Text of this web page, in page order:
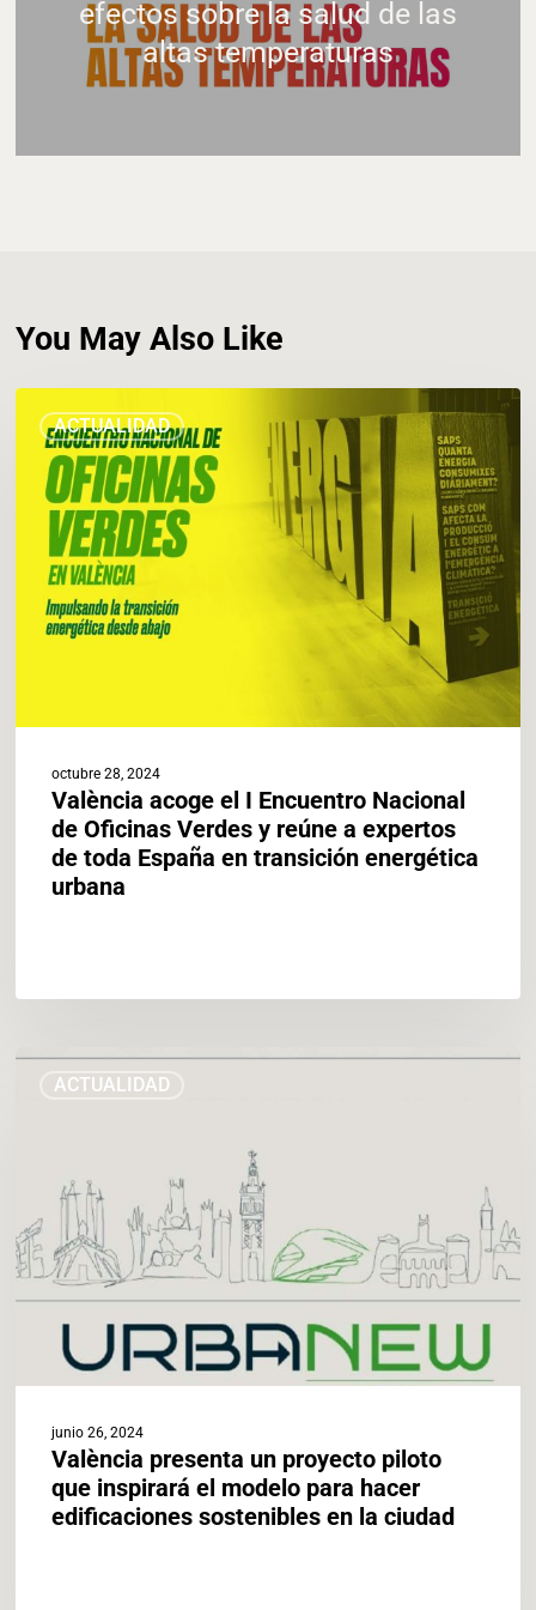
efectos sobre la salud de las
altas temperaturas
You May Also Like
ACTUALIDAD
acoge
Encuentro
Nacional
Oficinas
Verdes
expertos
España
transición
energética
octubre 28, 2024
València acoge el I Encuentro Nacional
de Oficinas Verdes y reúne a expertos
de toda España en transición energética
urbana
ACTUALIDAD
València
presenta
inspirará
el
modelo
para
edificaciones
sostenibles
ciudad
junio 26, 2024
València presenta un proyecto piloto
que inspirará el modelo para hacer
edificaciones sostenibles en la ciudad